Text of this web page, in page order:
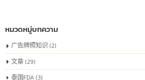
中国注册号或称为"统一社会信用代码"是为
别号码，用于确认公司在商业和法律活动中
律地位、组织类型以及其他相关信息，是在
read more